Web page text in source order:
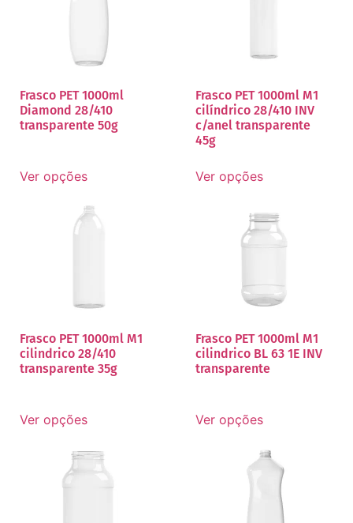
Frasco PET 1000ml
Diamond 28/410
transparente 50g
Ver opções
Frasco PET 1000ml M1
cilíndrico 28/410 INV
c/anel transparente
45g
Ver opções
Frasco PET 1000ml M1
cilindrico 28/410
transparente 35g
Ver opções
Frasco PET 1000ml M1
cilindrico BL 63 1E INV
transparente
Ver opções